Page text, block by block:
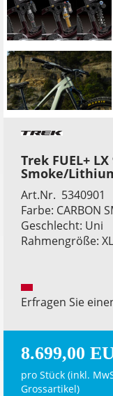
Trek FUEL+
Smoke/
Art.Nr. 5340901
Farbe: CARBON
Geschlecht: Uni
Rahmengröße: XL
Erfragen Sie
8.699,00
pro Stück (inkl.
Grossartikel)